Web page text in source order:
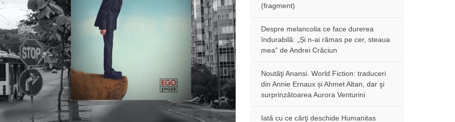
(fragment)
Despre melancolia ce face durerea
îndurabilă: „Și n-ai rămas pe cer, steaua
mea” de Andrei Crăciun
Noutăţi Anansi. World Fiction: traduceri
din Annie Ernaux și Ahmet Altan, dar şi
surprinzătoarea Aurora Venturini
Iată cu ce cărţi deschide Humanitas